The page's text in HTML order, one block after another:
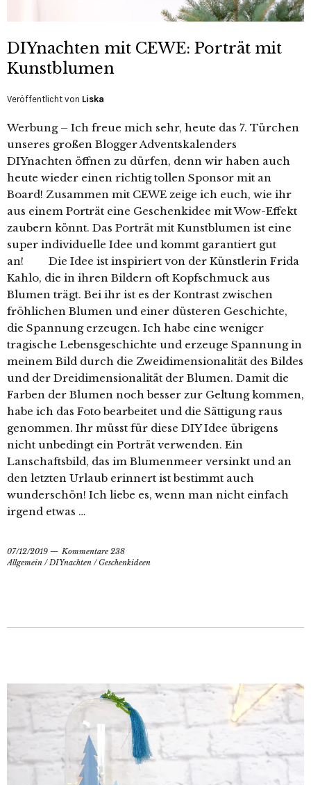
DIYnachten mit CEWE: Porträt mit
Kunstblumen
Veröffentlicht von Liska
Werbung – Ich freue mich sehr, heute das 7. Türchen
unseres großen Blogger Adventskalenders
DIYnachten öffnen zu dürfen, denn wir haben auch
heute wieder einen richtig tollen Sponsor mit an
Board! Zusammen mit CEWE zeige ich euch, wie ihr
aus einem Porträt eine Geschenkidee mit Wow-Effekt
zaubern könnt. Das Porträt mit Kunstblumen ist eine
super individuelle Idee und kommt garantiert gut
an! Die Idee ist inspiriert von der Künstlerin Frida
Kahlo, die in ihren Bildern oft Kopfschmuck aus
Blumen trägt. Bei ihr ist es der Kontrast zwischen
fröhlichen Blumen und einer düsteren Geschichte,
die Spannung erzeugen. Ich habe eine weniger
tragische Lebensgeschichte und erzeuge Spannung in
meinem Bild durch die Zweidimensionalität des Bildes
und der Dreidimensionalität der Blumen. Damit die
Farben der Blumen noch besser zur Geltung kommen,
habe ich das Foto bearbeitet und die Sättigung raus
genommen. Ihr müsst für diese DIY Idee übrigens
nicht unbedingt ein Porträt verwenden. Ein
Lanschaftsbild, das im Blumenmeer versinkt und an
den letzten Urlaub erinnert ist bestimmt auch
wunderschön! Ich liebe es, wenn man nicht einfach
irgend etwas …
07/12/2019
Kommentare 238
Allgemein /DIYnachten /Geschenkideen